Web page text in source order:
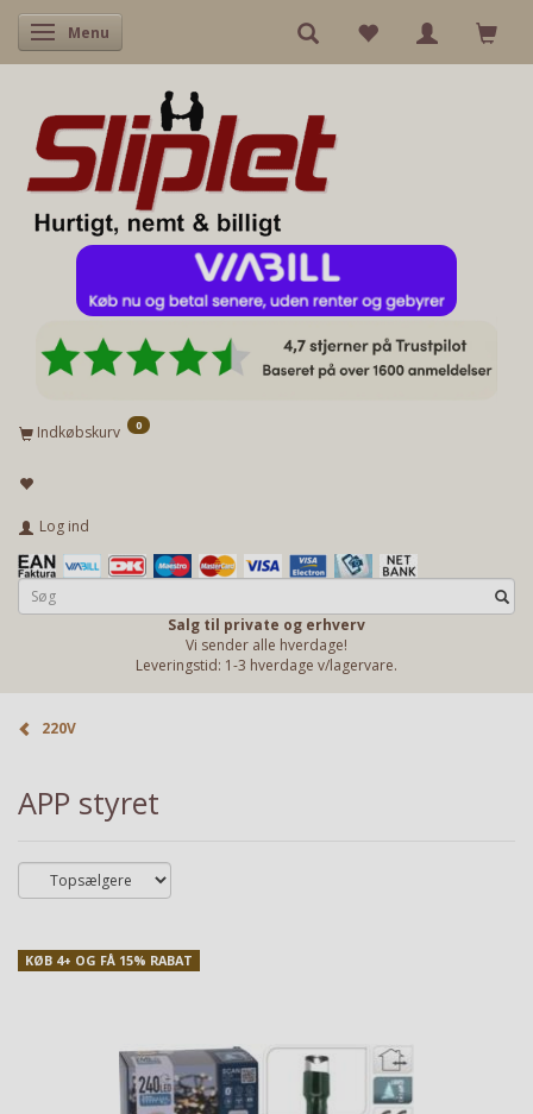
Skifte navigation
Menu
Indkøbskurv 0
Log ind
Salg til private og erhverv
Vi sender alle hverdage!
Leveringstid: 1-3 hverdage v/lagervare.
220V
APP styret
KØB 4+ OG FÅ 15% RABAT